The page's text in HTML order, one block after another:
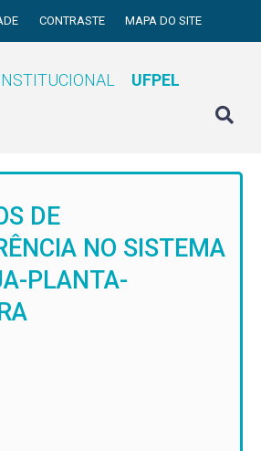
CONTRASTE MAPA DO SITE
UFPEL
DE
NO SISTEMA
PLANTA-